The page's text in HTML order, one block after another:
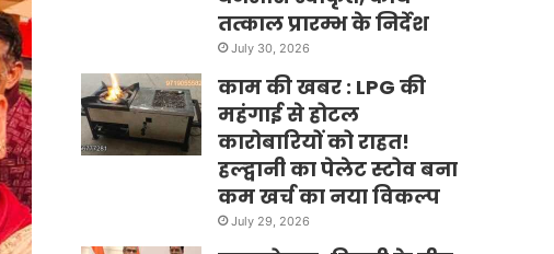
तत्काल प्रारम्भ के निर्देश
July 30, 2026
काम की खबर : LPG की
महंगाई से होटल
कारोबारियों को राहत!
हल्द्वानी का पेलेट स्टोव बना
कम खर्च का नया विकल्प
July 29, 2026